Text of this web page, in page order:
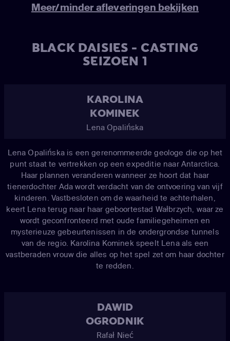
Meer/minder afleveringen bekijken
BLACK DAISIES - CASTING
SEIZOEN 1
KAROLINA
KOMINEK
Lena Opalińska
Lena Opalińska is een gerenommeerde geologe die op het
punt staat te vertrekken op een expeditie naar Antarctica.
Haar plannen veranderen wanneer ze hoort dat haar
tienerdochter Ada wordt verdacht van de ontvoering van vijf
kinderen. Vastbesloten om de waarheid te achterhalen,
keert Lena terug naar haar geboortestad Wałbrzych, waar ze
wordt geconfronteerd met oude familiegeheimen en
mysterieuze gebeurtenissen in de ondergrondse tunnels
van de regio. Karolina Kominek speelt Lena als een
vastberaden vrouw die alles op het spel zet om haar dochter
te redden.
DAWID
OGRODNIK
Rafał Nieć